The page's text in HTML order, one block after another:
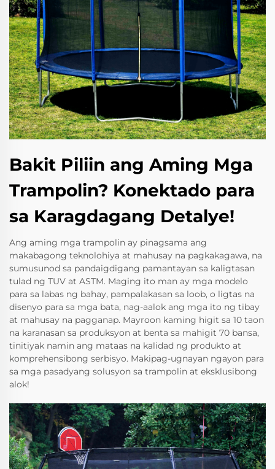
Bakit Piliin ang Aming Mga
Trampolin? Konektado para
sa Karagdagang Detalye!
Ang aming mga trampolin ay pinagsama ang
makabagong teknolohiya at mahusay na pagkakagawa, na
sumusunod sa pandaigdigang pamantayan sa kaligtasan
tulad ng TUV at ASTM. Maging ito man ay mga modelo
para sa labas ng bahay, pampalakasan sa loob, o ligtas na
disenyo para sa mga bata, nag-aalok ang mga ito ng tibay
at mahusay na pagganap. Mayroon kaming higit sa 10 taon
na karanasan sa produksyon at benta sa mahigit 70 bansa,
tinitiyak namin ang mataas na kalidad ng produkto at
komprehensibong serbisyo. Makipag-ugnayan ngayon para
sa mga pasadyang solusyon sa trampolin at eksklusibong
alok!